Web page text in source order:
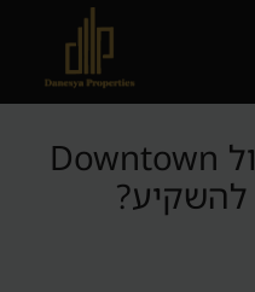
Dubai Marina מול Downtown